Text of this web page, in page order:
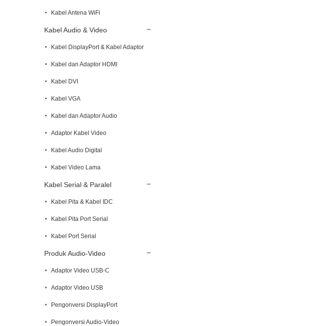
Kabel Antena WiFi
Kabel Audio & Video
Kabel DisplayPort & Kabel Adaptor
Kabel dan Adaptor HDMI
Kabel DVI
Kabel VGA
Kabel dan Adaptor Audio
Adaptor Kabel Video
Kabel Audio Digital
Kabel Video Lama
Kabel Serial & Paralel
Kabel Pita & Kabel IDC
Kabel Pita Port Serial
Kabel Port Serial
Produk Audio-Video
Adaptor Video USB-C
Adaptor Video USB
Pengonversi DisplayPort
Pengonversi Audio-Video